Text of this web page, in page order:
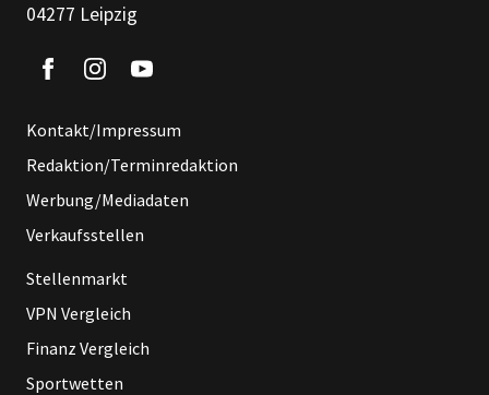
04277 Leipzig
Kontakt/Impressum
Redaktion/Terminredaktion
Werbung/Mediadaten
Verkaufsstellen
Stellenmarkt
VPN Vergleich
Finanz Vergleich
Sportwetten